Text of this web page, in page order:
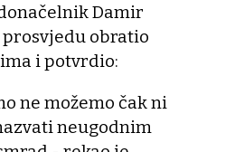
Damir
obratio
i potvrdio:
ne možemo čak ni
neugodnim